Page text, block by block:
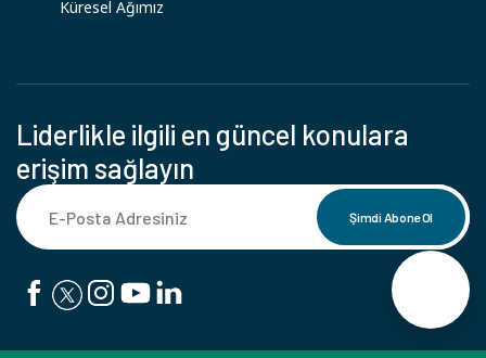
Küresel Ağımız
Liderlikle ilgili en güncel konulara
erişim sağlayın
Şimdi Abone Ol